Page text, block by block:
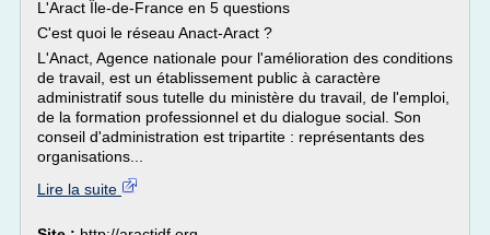
L'Aract Île-de-France en 5 questions
C'est quoi le réseau Anact-Aract ?
L'Anact, Agence nationale pour l'amélioration des conditions
de travail, est un établissement public à caractère
administratif sous tutelle du ministère du travail, de l'emploi,
de la formation professionnel et du dialogue social. Son
conseil d'administration est tripartite : représentants des
organisations...
Lire la suite